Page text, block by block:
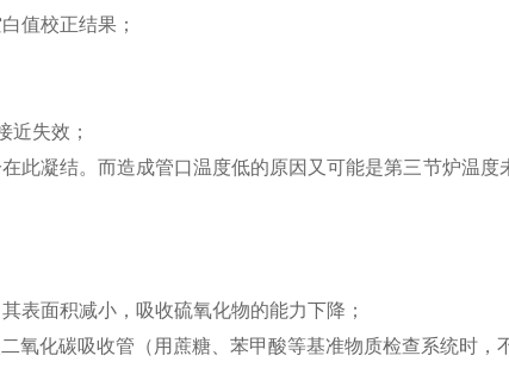
值校正结果；
近失效；
此凝结。而造成管口温度低的原因又可能是第三节炉温
表面积减小，吸收硫氧化物的能力下降；
氧化碳吸收管（用蔗糖、苯甲酸等基准物质检查系统时，